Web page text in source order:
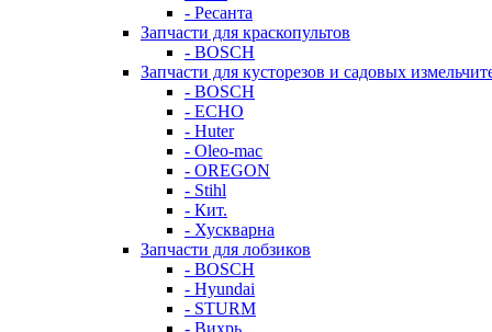
- Ресанта
Запчасти для краскопультов
- BOSCH
Запчасти для кусторезов и садовых
- BOSCH
- ECHO
- Huter
- Oleo-mac
- OREGON
- Stihl
- Кит.
- Хускварна
Запчасти для лобзиков
- BOSCH
- Hyundai
- STURM
- Вихрь